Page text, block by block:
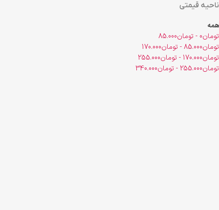
ناحیه قیمتی
همه
تومان0
- تومان85.000
تومان85.000
- تومان170.000
تومان170.000
- تومان255.000
تومان255.000
- تومان340.000